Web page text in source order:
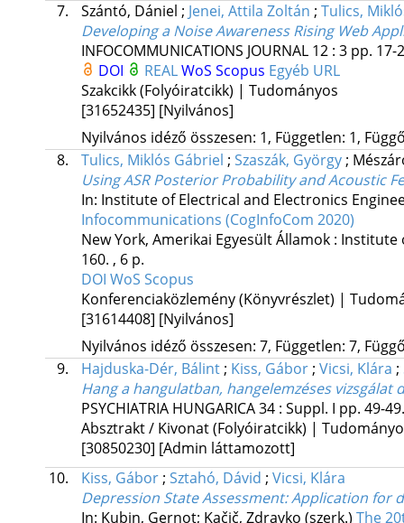
7.
Szántó, Dániel ; Jenei, Attila Zoltán ; Tulics,
Developing a Noise Awareness Rising Web
INFOCOMMUNICATIONS JOURNAL 12: 3 pp. 17-
DOI
REALWoS Scopus Egyéb URL
Szakcikk (Folyóiratcikk) | Tudományos
[31652435] [Nyilvános]
Nyilvános idéző összesen: 1, Független: 1,
8.
Tulics, Miklós Gábriel ; Szaszák, György;
Using ASR Posterior Probability and Acoustic
In: Institute of Electrical and Electronics
Infocommunications (CogInfoCom 2020)
New York, Amerikai Egyesült Államok : Institute
160. , 6 p.
DOI WoS Scopus
Konferenciaközlemény (Könyvrészlet) |
[31614408] [Nyilvános]
Nyilvános idéző összesen: 7, Független: 7,
9.
Hajduska-Dér, Bálint; Kiss, Gábor; Vicsi, Klára ;
Hang a hangulatban, hangelemzéses
PSYCHIATRIA HUNGARICA34: Suppl. I pp. 49-
Absztrakt / Kivonat (Folyóiratcikk) |
[30850230] [Admin láttamozott]
10.
Kiss, Gábor; Sztahó, Dávid ; Vicsi, Klára
Depression State Assessment: Application for
In: Kubin, Gernot; Kačič, Zdravko (szerk.) The